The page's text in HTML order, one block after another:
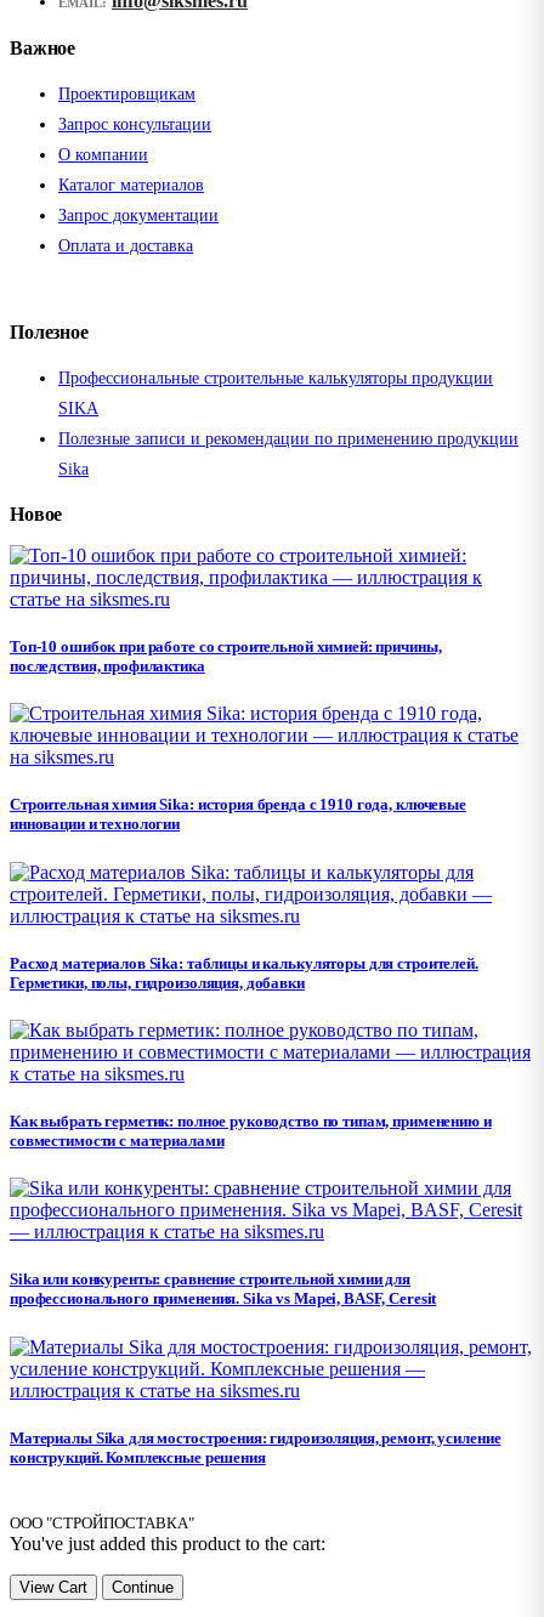
Важное
Проектировщикам
Запрос консультации
О компании
Каталог материалов
Запрос документации
Оплата и доставка
Полезное
Профессиональные строительные калькуляторы продукции
SIKA
Полезные записи и рекомендации по применению продукции
Sika
Новое
Топ-10 ошибок при работе со строительной химией: причины,
последствия, профилактика
Строительная химия Sika: история бренда с 1910 года, ключевые
инновации и технологии
Расход материалов Sika: таблицы и калькуляторы для строителей.
Герметики, полы, гидроизоляция, добавки
Как выбрать герметик: полное руководство по типам, применению и
совместимости с материалами
Sika или конкуренты: сравнение строительной химии для
профессионального применения. Sika vs Mapei, BASF, Ceresit
Материалы Sika для мостостроения: гидроизоляция, ремонт, усиление
конструкций. Комплексные решения
ООО "СТРОЙПОСТАВКА"
You've just added this product to the cart:
View Cart Continue